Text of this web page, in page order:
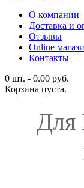
О компании
Доставка и
Отзывы
Online
Контакты
0 шт. - 0.00 руб.
Корзина пуста.
Для